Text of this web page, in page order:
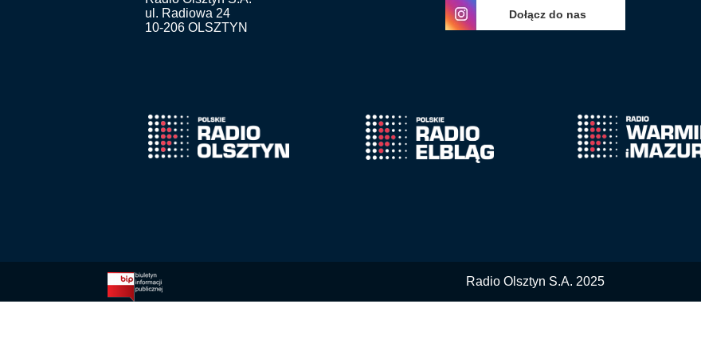
ul. Radiowa 24
10-206 OLSZTYN
Dołącz do nas
Radio Olsztyn S.A. 2025